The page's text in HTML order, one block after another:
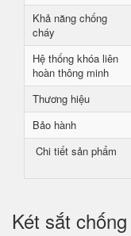
Khả năng chống
cháy
Hệ thống khóa liên
hoàn thông minh
Thương hiệu
Bảo hành
Chi tiết sản phẩm
Két sắt